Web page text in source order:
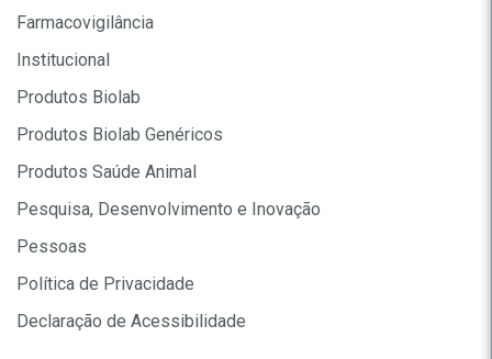
Farmacovigilância
Institucional
Produtos Biolab
Produtos Biolab Genéricos
Produtos Saúde Animal
Pesquisa, Desenvolvimento e Inovação
Pessoas
Política de Privacidade
Declaração de Acessibilidade